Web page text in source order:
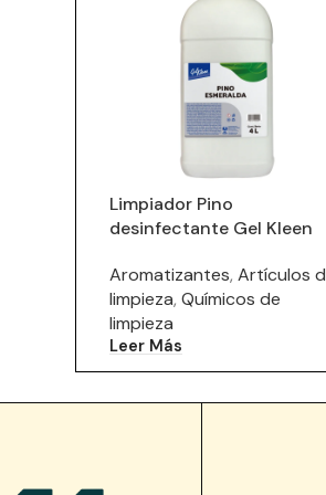
Limpiador Pino
desinfectante Gel Kleen
Aromatizantes, Artículos
limpieza, Químicos de
limpieza
Leer Más